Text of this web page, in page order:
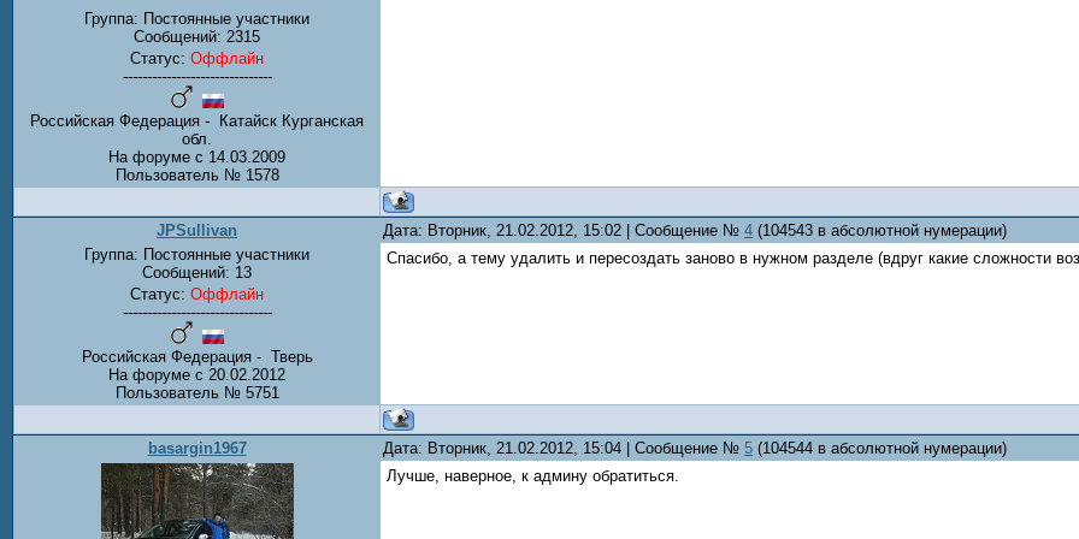
Группа: Постоянные участники
Сообщений: 2315
Статус: Оффлайн
-------------------------------
Российская Федерация - Катайск Курганская
обл.
На форуме с 14.03.2009
Пользователь № 1578
JPSullivan Дата: Вторник, 21.02.2012, 15:02 | Сообщение № 4 (104543 в абсолютной нумерации)
Группа: Постоянные участники
Сообщений: 13
Статус: Оффлайн
-------------------------------
Российская Федерация - Тверь
На форуме с 20.02.2012
Пользователь № 5751
Спасибо, а тему удалить и пересоздать заново в нужном разделе (вдруг какие сложности
basargin1967 Дата: Вторник, 21.02.2012, 15:04 | Сообщение № 5 (104544 в абсолютной нумерации)
Лучше, наверное, к админу обратиться.